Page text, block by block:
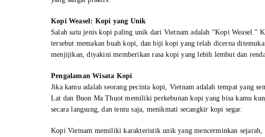
Kopi Weasel: Kopi yang Unik
Salah satu jenis kopi paling unik dari Vietnam adalah “Kopi Weasel.”
tersebut memakan buah kopi, dan biji kopi yang telah dicerna
menjijikan, diyakini memberikan rasa kopi yang lebih lembut dan
Pengalaman Wisata Kopi
Jika kamu adalah seorang pecinta kopi, Vietnam adalah tempat yang
Lat dan Buon Ma Thuot memiliki perkebunan kopi yang bisa kamu
secara langsung, dan tentu saja, menikmati secangkir kopi segar.
Kopi Vietnam memiliki karakteristik unik yang mencerminkan